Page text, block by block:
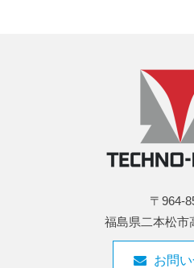
〒964-
福島県二本松市
お問